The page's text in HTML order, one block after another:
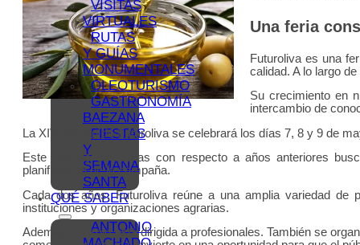
VISITAS
VIRTUALES
RUTAS
Y GUÍAS
MONUMENTALES
OLEOTURISMO
GASTRONOMÍA
BAEZANA
FIESTAS
Y
SEMANA
SANTA
QUÉ SABER
ANTONIO
Una feria
Futuroliva es una
calidad. A lo largo
Su crecimiento en
intercambio de
La XIV edición de Futuroliva se celebrará los días 7, 8 y 9 de
Este cambio de fechas con respecto a años anteriores
planificación de la campaña.
Cada dos años, Futuroliva reúne a una amplia variedad de
instituciones y organizaciones agrarias.
Además, no solo está dirigida a profesionales. También se